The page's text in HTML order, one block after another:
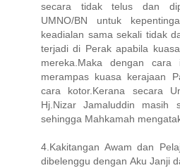
secara tidak telus dan
UMNO/BN untuk
keadialan sama sekali tidak
terjadi di Perak apabila
mereka.Maka dengan
merampas kuasa kerajaan
cara kotor.Kerana secara
Hj.Nizar Jamaluddin masih
sehingga Mahkamah
4.Kakitangan Awam dan
dibelenggu dengan Aku Janji